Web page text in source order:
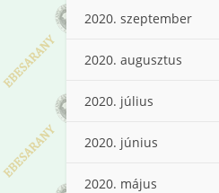
2020. szeptember
2020. augusztus
2020. július
2020. június
2020. május